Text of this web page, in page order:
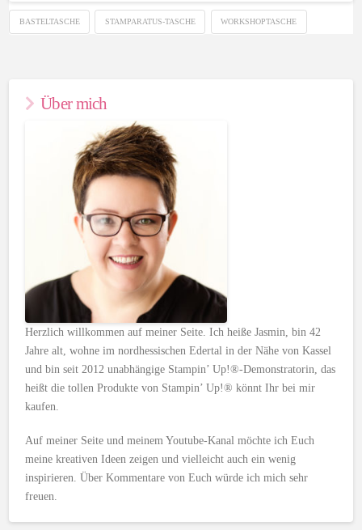
BASTELTASCHE STAMPARATUS-TASCHE WORKSHOPTASCHE
Über mich
Herzlich willkommen auf meiner Seite. Ich heiße Jasmin, bin 42
Jahre alt, wohne im nordhessischen Edertal in der Nähe von Kassel
und bin seit 2012 unabhängige Stampin’ Up!®-Demonstratorin, das
heißt die tollen Produkte von Stampin’ Up!® könnt Ihr bei mir
kaufen.
Auf meiner Seite und meinem Youtube-Kanal möchte ich Euch
meine kreativen Ideen zeigen und vielleicht auch ein wenig
inspirieren. Über Kommentare von Euch würde ich mich sehr
freuen.